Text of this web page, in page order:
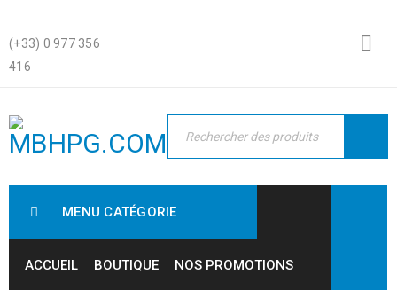
(+33) 0 977 356
416
MENU CATÉGORIE
ACCUEIL BOUTIQUE NOS PROMOTIONS